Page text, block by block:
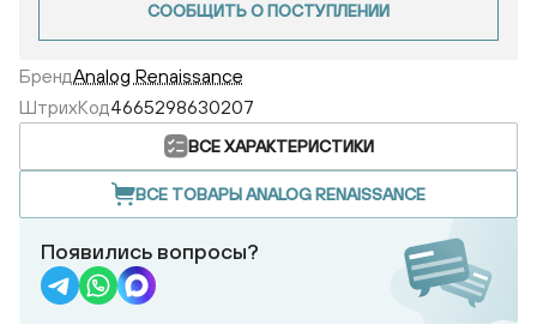
СООБЩИТЬ О ПОСТУПЛЕНИИ
БрендAnalog Renaissance
ШтрихКод4665298630207
ВСЕ ХАРАКТЕРИСТИКИ
ВСЕ ТОВАРЫ ANALOG RENAISSANCE
Появились вопросы?